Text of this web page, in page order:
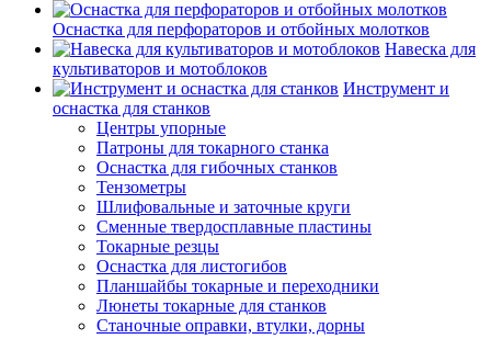
Оснастка для перфораторов и отбойных молотков
Навеска для
культиваторов и мотоблоков
Инструмент и
оснастка для станков
Центры упорные
Патроны для токарного станка
Оснастка для гибочных станков
Тензометры
Шлифовальные и заточные круги
Сменные твердосплавные пластины
Токарные резцы
Оснастка для листогибов
Планшайбы токарные и переходники
Люнеты токарные для станков
Станочные оправки, втулки, дорны